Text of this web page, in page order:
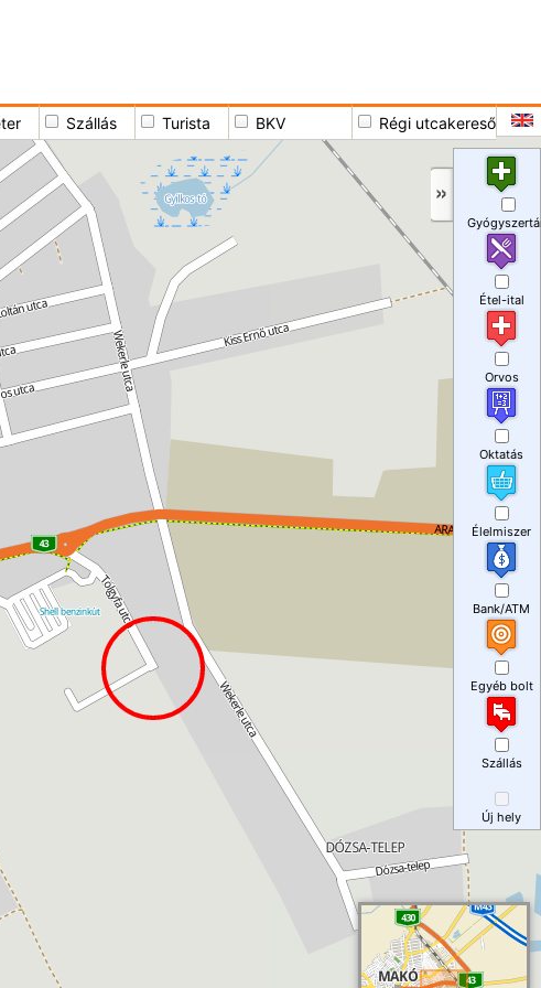
Szállás Turista BKV Régi utcakereső
Étel-ital
Orvos
Oktatás
Élelmiszer
Bank/ATM
Egyéb bolt
Szállás
Új hely